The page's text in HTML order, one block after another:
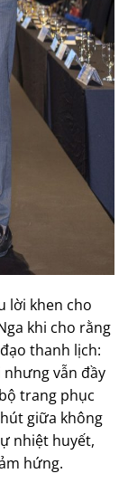
lời khen cho
khi cho rằng
thanh lịch:
vẫn đầy
trang phục
giữa không
nhiệt huyết,
hứng.